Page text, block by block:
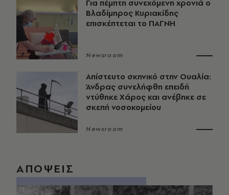
Για πέμπτη συνεχόμενη χρονιά ο
Βλαδίμηρος Κυριακίδης
επισκέπτεται το ΠΑΓΝΗ
Newsroom
Απίστευτο σκηνικό στην Ουαλία:
Άνδρας συνελήφθη επειδή
ντύθηκε Χάρος και ανέβηκε σε
σκεπή νοσοκομείου
Newsroom
ΑΠΟΨΕΙΣ